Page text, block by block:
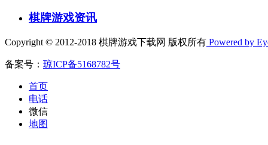
棋牌游戏资讯
Copyright © 2012-2018 棋牌游戏下载网 版权所有 Powered by
备案号： 琼ICP备5168782号
首页
电话
微信
地图